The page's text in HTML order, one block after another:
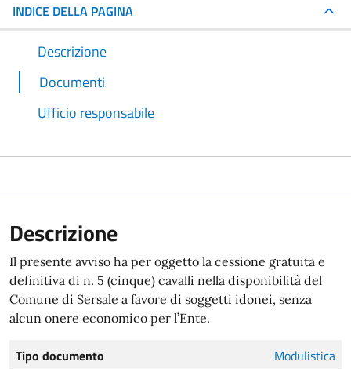
INDICE DELLA PAGINA
Descrizione
Documenti
Ufficio responsabile
Descrizione
Il presente avviso ha per oggetto la cessione gratuita e
definitiva di n. 5 (cinque) cavalli nella disponibilità del
Comune di Sersale a favore di soggetti idonei, senza
alcun onere economico per l’Ente.
Tipo documento
Modulistica